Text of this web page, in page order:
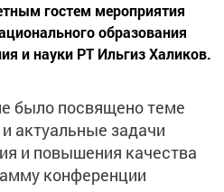
гостем мероприятия
образования
и науки РТ Ильгиз Халиков.
было посвящено теме
актуальные задачи
и повышения качества
конференции